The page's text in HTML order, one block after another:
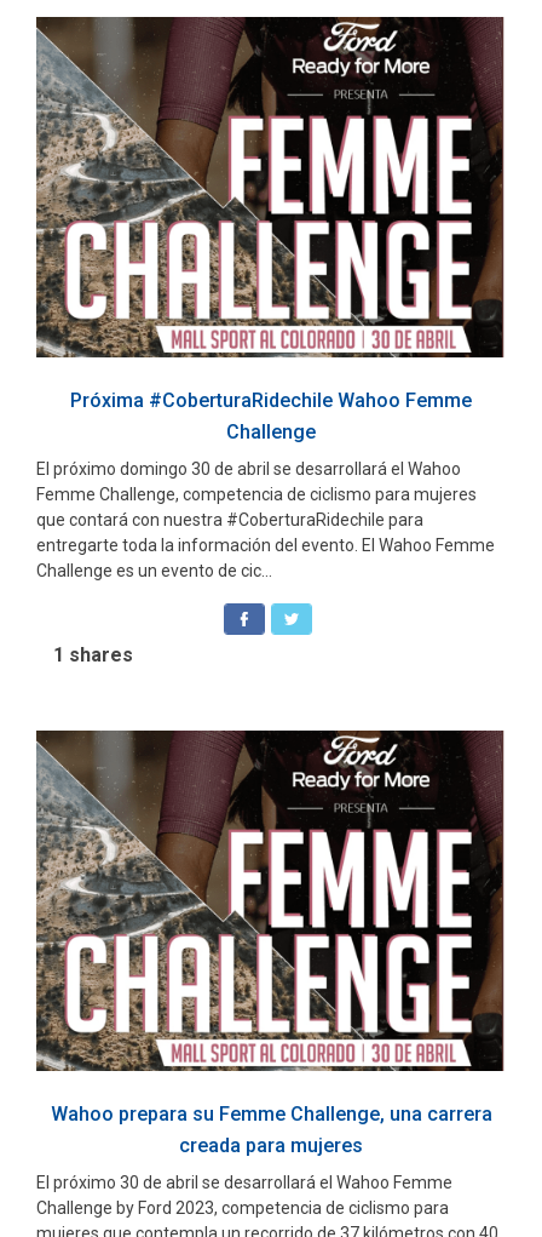
Próxima #CoberturaRidechile Wahoo Femme
Challenge
El próximo domingo 30 de abril se desarrollará el Wahoo
Femme Challenge, competencia de ciclismo para mujeres
que contará con nuestra #CoberturaRidechile para
entregarte toda la información del evento. El Wahoo Femme
Challenge es un evento de cic...
1 shares
Wahoo prepara su Femme Challenge, una carrera
creada para mujeres
El próximo 30 de abril se desarrollará el Wahoo Femme
Challenge by Ford 2023, competencia de ciclismo para